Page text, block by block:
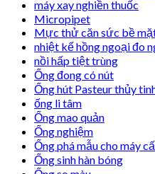
máy xay nghiền thuốc
Micropipet
Mực thử căn sức bề
nhiệt kế hồng ngoại đo
nồi hấp tiệt trùng
Ống đong có nút
Ống hút Pasteur thủy
ống li tâm
Ống mao quản
Ống nghiệm
Ống phá mẫu cho máy
Ống sinh hàn bóng